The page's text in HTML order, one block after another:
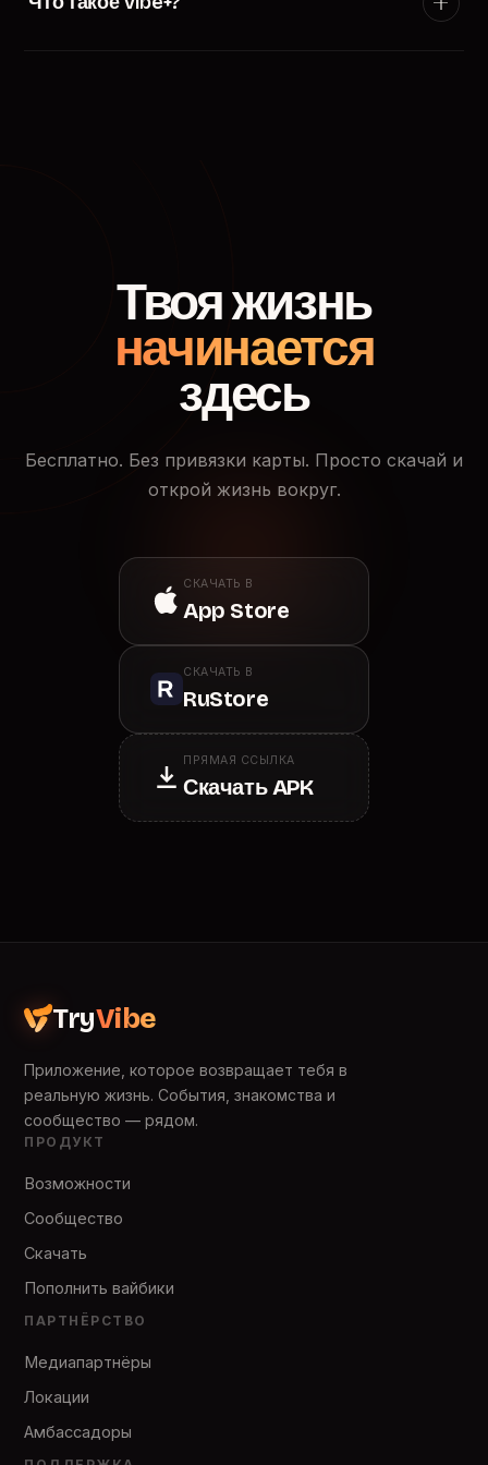
Твоя жизнь
начинается
здесь
Бесплатно. Без привязки карты. Просто скачай и
открой жизнь вокруг.
СКАЧАТЬ В
App Store
СКАЧАТЬ В
RuStore
ПРЯМАЯ ССЫЛКА
Скачать APK
TryVibe
Приложение, которое возвращает тебя в
реальную жизнь. События, знакомства и
сообщество — рядом.
ПРОДУКТ
Возможности
Сообщество
Скачать
Пополнить вайбики
ПАРТНЁРСТВО
Медиапартнёры
Локации
Амбассадоры